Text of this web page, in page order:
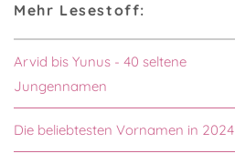
Mehr Lesestoff:
Arvid bis Yunus - 40 seltene
Jungennamen
Die beliebtesten Vornamen in 2024